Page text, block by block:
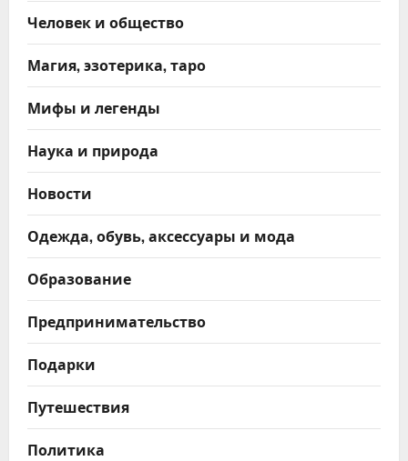
Человек и общество
Магия, эзотерика, таро
Мифы и легенды
Наука и природа
Новости
Одежда, обувь, аксессуары и мода
Образование
Предпринимательство
Подарки
Путешествия
Политика